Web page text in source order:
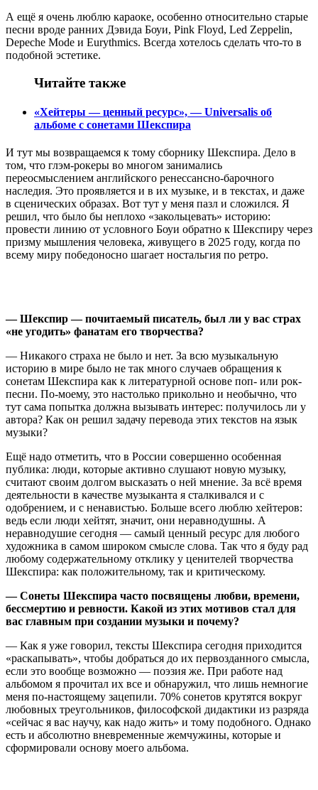
А ещё я очень люблю караоке, особенно относительно старые
песни вроде ранних Дэвида Боуи, Pink Floyd, Led Zeppelin,
Depeche Mode и Eurythmics. Всегда хотелось сделать что-то в
подобной эстетике.
Читайте также
«Хейтеры — ценный ресурс», — Universalis об
альбоме с сонетами Шекспира
И тут мы возвращаемся к тому сборнику Шекспира. Дело в
том, что глэм-рокеры во многом занимались
переосмыслением английского ренессансно-барочного
наследия. Это проявляется и в их музыке, и в текстах, и даже
в сценических образах. Вот тут у меня пазл и сложился. Я
решил, что было бы неплохо «закольцевать» историю:
провести линию от условного Боуи обратно к Шекспиру через
призму мышления человека, живущего в 2025 году, когда по
всему миру победоносно шагает ностальгия по ретро.
— Шекспир — почитаемый писатель, был ли у вас страх
«не угодить» фанатам его творчества?
— Никакого страха не было и нет. За всю музыкальную
историю в мире было не так много случаев обращения к
сонетам Шекспира как к литературной основе поп- или рок-
песни. По-моему, это настолько прикольно и необычно, что
тут сама попытка должна вызывать интерес: получилось ли у
автора? Как он решил задачу перевода этих текстов на язык
музыки?
Ещё надо отметить, что в России совершенно особенная
публика: люди, которые активно слушают новую музыку,
считают своим долгом высказать о ней мнение. За всё время
деятельности в качестве музыканта я сталкивался и с
одобрением, и с ненавистью. Больше всего люблю хейтеров:
ведь если люди хейтят, значит, они неравнодушны. А
неравнодушие сегодня — самый ценный ресурс для любого
художника в самом широком смысле слова. Так что я буду рад
любому содержательному отклику у ценителей творчества
Шекспира: как положительному, так и критическому.
— Сонеты Шекспира часто посвящены любви, времени,
бессмертию и ревности. Какой из этих мотивов стал для
вас главным при создании музыки и почему?
— Как я уже говорил, тексты Шекспира сегодня приходится
«раскапывать», чтобы добраться до их первозданного смысла,
если это вообще возможно — поэзия же. При работе над
альбомом я прочитал их все и обнаружил, что лишь немногие
меня по-настоящему зацепили. 70% сонетов крутятся вокруг
любовных треугольников, философской дидактики из разряда
«сейчас я вас научу, как надо жить» и тому подобного. Однако
есть и абсолютно вневременные жемчужины, которые и
сформировали основу моего альбома.